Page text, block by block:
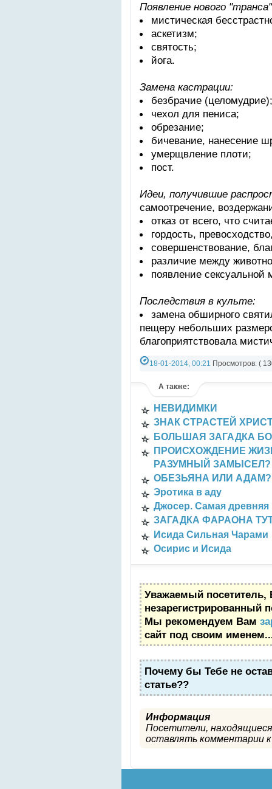
Появление нового
мистическая
аскетизм;
святость;
йога.
Замена кастрации:
безбрачие (целомудрие);
чехол для пениса;
обрезание;
бичевание, нанесение
умерщвление плоти;
пост.
Идеи, получившие
самоотречение,
отказ от всего, что
гордость,
совершенствование,
различие между
появление сексуальной
Последствия в культе:
замена обширного
пещеру небольших
благоприятствовала
18-01-2014, 00:21
Просмотров: (
А также:
НЕВИДИМКИ
ЗНАК СТРАСТЕЙ
БОЛЬШАЯ ЗАГАДКА
ПРОИСХОЖДЕНИЕ
РАЗУМНЫЙ ЗАМЫСЕЛ?
ОБЕЗЬЯНА ИЛИ
Эротика в аду
Джосер. Самая
ЗАГАДКА ФАРАОНА
Исида Сильная Чарами
Осирис и Исида
Уважаемый посетитель,
незарегистрированный
Мы рекомендуем Вам
сайт под своим
Почему бы Тебе не
статье??
Информация
Посетители,
оставлять комментарии к